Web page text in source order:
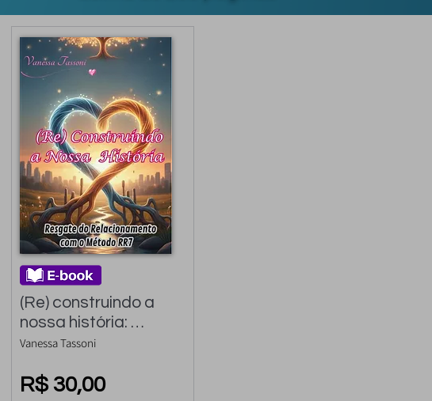
(Re) construindo a
nossa história:
Resgate do
o método RR7
Vanessa Tassoni
R$ 30,00